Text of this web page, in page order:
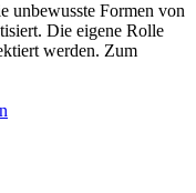
unbewusste Formen von
Die eigene Rolle
werden. Zum